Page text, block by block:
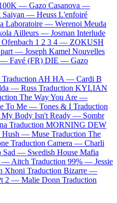
— Gazo Casanova —
Saiyan — Heuss L'enfoiré
Laboratoire — Werenoi Meuda
Ailleurs — Josman Interlude
Ofenbach 1 2 3 4 — ZOKUSH
part — Joseph Kamel Nouvelles
— Favé (FR) DIE — Gazo
Traduction AH HA — Cardi B
— Russ Traduction KYLIAN
The Way You Are —
To Me — Tones & I Traduction
My Body Isn't Ready — Sombr
Traduction MORNING DEW
Hush — Muse Traduction The
Traduction Camera — Charli
Sad — Swedish House Mafia
— Aitch Traduction 99% — Jessie
Xhoni Traduction Bizarre —
2 — Malie Donn Traduction